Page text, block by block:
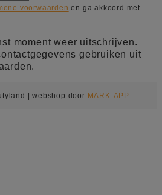
voorwaarden en ga akkoord met
moment weer uitschrijven.
gebruiken uit
| webshop door MARK-APP